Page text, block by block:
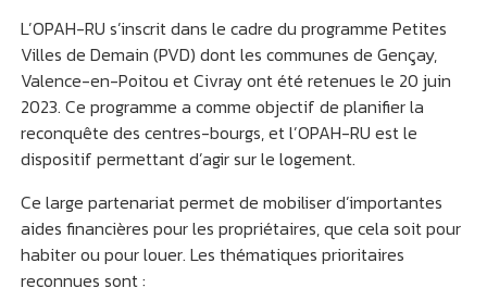
L’OPAH-RU s’inscrit dans le cadre du programme Petites
Villes de Demain (PVD) dont les communes de Gençay,
Valence-en-Poitou et Civray ont été retenues le 20 juin
2023. Ce programme a comme objectif de planifier la
reconquête des centres-bourgs, et l’OPAH-RU est le
dispositif permettant d’agir sur le logement.
Ce large partenariat permet de mobiliser d’importantes
aides financières pour les propriétaires, que cela soit pour
habiter ou pour louer. Les thématiques prioritaires
reconnues sont :